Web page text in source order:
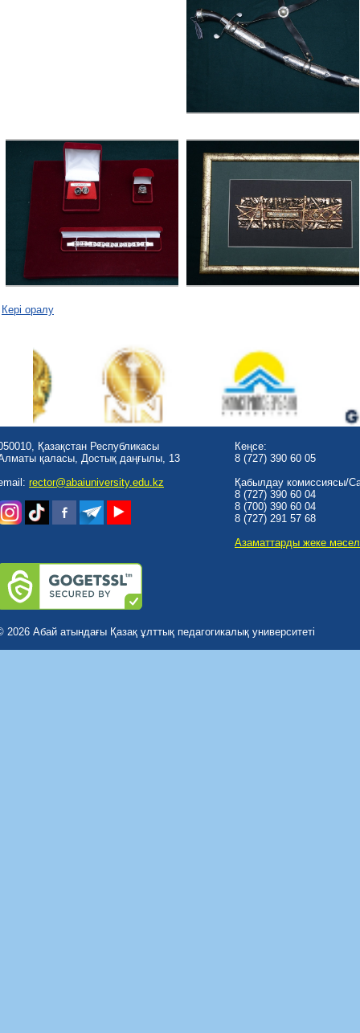
Кері оралу
Қазақстан Республикасы
қаласы, Достық даңғылы, 13
rector@abaiuniversity.edu.kz
Кеңсе:
8 (727) 390 60 05
Қабылдау комиссиясы/
8 (727) 390 60 04
8 (700) 390 60 04
8 (727) 291 57 68
Азаматтарды жеке
2026 Абай атындағы Қазақ ұлттық педагогикалық университеті